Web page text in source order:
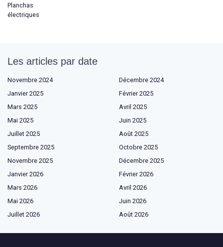
Planchas
électriques
Les articles par date
Novembre 2024
Décembre 2024
Janvier 2025
Février 2025
Mars 2025
Avril 2025
Mai 2025
Juin 2025
Juillet 2025
Août 2025
Septembre 2025
Octobre 2025
Novembre 2025
Décembre 2025
Janvier 2026
Février 2026
Mars 2026
Avril 2026
Mai 2026
Juin 2026
Juillet 2026
Août 2026